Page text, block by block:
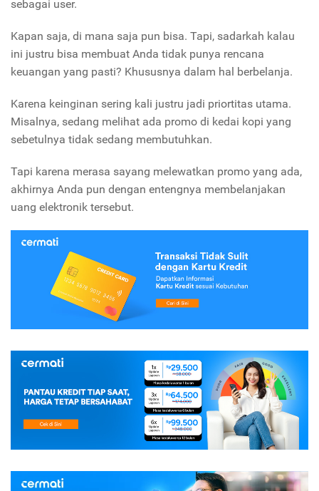
sebagai user.
Kapan saja, di mana saja pun bisa. Tapi, sadarkah kalau
ini justru bisa membuat Anda tidak punya rencana
keuangan yang pasti? Khususnya dalam hal berbelanja.
Karena keinginan sering kali justru jadi priortitas utama.
Misalnya, sedang melihat ada promo di kedai kopi yang
sebetulnya tidak sedang membutuhkan.
Tapi karena merasa sayang melewatkan promo yang ada,
akhirnya Anda pun dengan entengnya membelanjakan
uang elektronik tersebut.